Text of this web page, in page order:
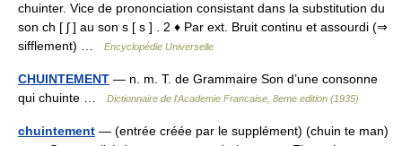
chuinter. Vice de prononciation consistant dans la substitution du
son ch [ ʃ ] au son s [ s ] . 2 ♦ Par ext. Bruit continu et assourdi (⇒
sifflement) …
Encyclopédie Universelle
CHUINTEMENT — n. m. T. de Grammaire Son d’une consonne
qui chuinte …
Dictionnaire de l'Academie Francaise, 8eme edition (1935)
chuintement — (entrée créée par le supplément) (chuin te man)